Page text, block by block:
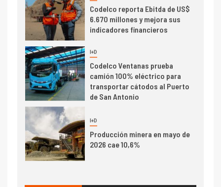
Codelco reporta Ebitda de US$
6.670 millones y mejora sus
indicadores financieros
1
Codelco Ventanas prueba
camión 100% eléctrico para
transportar cátodos al Puerto
de San Antonio
Producción minera en mayo de
2026 cae 10,6%